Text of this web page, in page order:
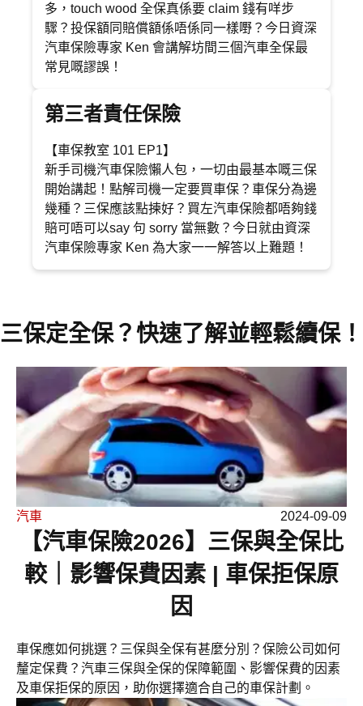
多，touch wood 全保真係要 claim 錢有咩步
驟？投保額同賠償額係唔係同一樣嘢？今日資深
汽車保險專家 Ken 會講解坊間三個汽車全保最
常見嘅謬誤！
第三者責任保險
【車保教室 101 EP1】
新手司機汽車保險懶人包，一切由最基本嘅三保
開始講起！點解司機一定要買車保？車保分為邊
幾種？三保應該點揀好？買左汽車保險都唔夠錢
賠可唔可以say 句 sorry 當無數？今日就由資深
汽車保險專家 Ken 為大家一一解答以上難題！
三保定全保？快速了解並輕鬆續保！
汽車 2024-09-09
【汽車保險2026】三保與全保比
較｜影響保費因素 | 車保拒保原
因
車保應如何挑選？三保與全保有甚麼分別？保險公司如何
釐定保費？汽車三保與全保的保障範圍、影響保費的因素
及車保拒保的原因，助你選擇適合自己的車保計劃。